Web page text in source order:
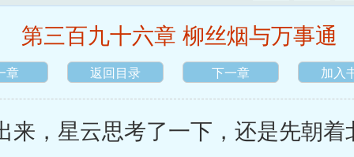
第三百九十六章 柳丝烟与万事通
章 返回目录 下一章 加入
星云思考了一下，还是先朝着